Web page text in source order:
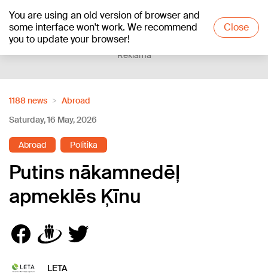
You are using an old version of browser and
some interface won't work. We recommend
you to update your browser!
Close
+19°C
Reklāma
1188 news
Abroad
Saturday, 16 May, 2026
Abroad Politika
Putins nākamnedēļ
apmeklēs Ķīnu
LETA